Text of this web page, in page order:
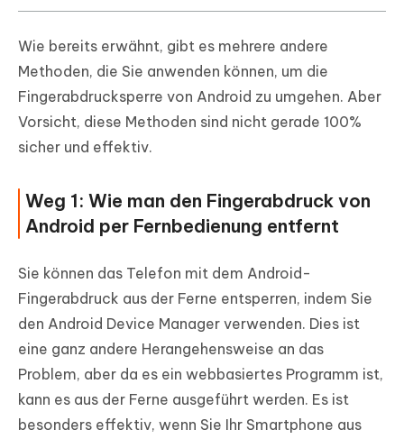
Wie bereits erwähnt, gibt es mehrere andere
Methoden, die Sie anwenden können, um die
Fingerabdrucksperre von Android zu umgehen. Aber
Vorsicht, diese Methoden sind nicht gerade 100%
sicher und effektiv.
Weg 1: Wie man den Fingerabdruck von
Android per Fernbedienung entfernt
Sie können das Telefon mit dem Android-
Fingerabdruck aus der Ferne entsperren, indem Sie
den Android Device Manager verwenden. Dies ist
eine ganz andere Herangehensweise an das
Problem, aber da es ein webbasiertes Programm ist,
kann es aus der Ferne ausgeführt werden. Es ist
besonders effektiv, wenn Sie Ihr Smartphone aus